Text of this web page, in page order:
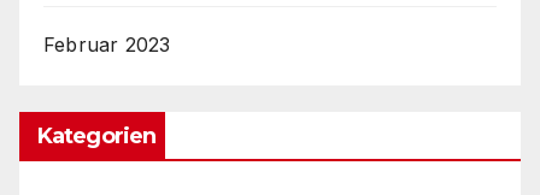
Februar 2023
Kategorien